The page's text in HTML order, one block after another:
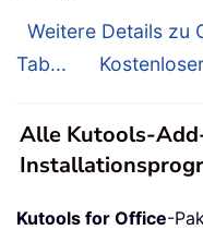
Weitere Details zu
Tab...
Alle Kutools-
Kutools for Office-